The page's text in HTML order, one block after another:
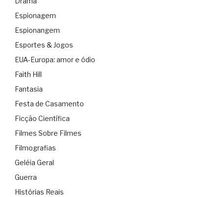
Espionagem
Espionangem
Esportes & Jogos
EUA-Europa: amor e ódio
Faith Hill
Fantasia
Festa de Casamento
Ficção Científica
Filmes Sobre Filmes
Filmografias
Geléia Geral
Guerra
Histórias Reais